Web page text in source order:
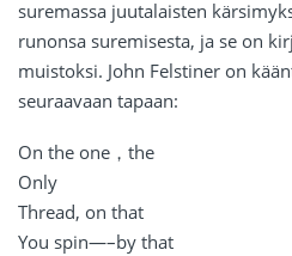
suremassa juutalaisten
runonsa suremisesta, ja se on
muistoksi. John Felstiner on
seuraavaan tapaan:
On the one，the
Only
Thread, on that
You spin—–by that